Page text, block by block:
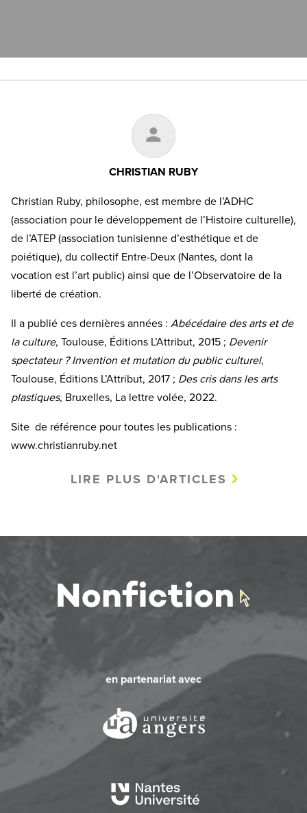
CHRISTIAN RUBY
Christian Ruby, philosophe, est membre de l’ADHC
(association pour le développement de l’Histoire culturelle),
de l’ATEP (association tunisienne d’esthétique et de
poiétique), du collectif Entre-Deux (Nantes, dont la
vocation est l’art public) ainsi que de l’Observatoire de la
liberté de création.
Il a publié ces dernières années : Abécédaire des arts et de
la culture, Toulouse, Éditions L’Attribut, 2015 ; Devenir
spectateur ? Invention et mutation du public culturel,
Toulouse, Éditions L’Attribut, 2017 ; Des cris dans les arts
plastiques, Bruxelles, La lettre volée, 2022.
Site de référence pour toutes les publications :
www.christianruby.net
LIRE PLUS D'ARTICLES
en partenariat avec